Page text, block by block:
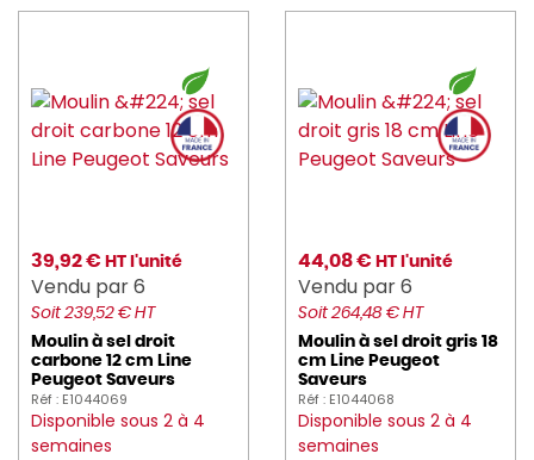
LUIGI_BORMIOLI (91)
Luminarc (102)
MAUVIEL (60)
MEALPLAK (32)
Medard_de_Noblat (89)
melform (10)
39,92 € HT l'unité
Vendu par 6
Soit 239,52 € HT
Moulin à sel droit
carbone 12 cm Line
Peugeot Saveurs
Réf : E1044069
Disponible sous 2 à 4
semaines
44,08 € HT l'unité
Vendu par 6
Soit 264,48 € HT
Moulin à sel droit gris 18
cm Line Peugeot
Saveurs
Réf : E1044068
Disponible sous 2 à 4
semaines